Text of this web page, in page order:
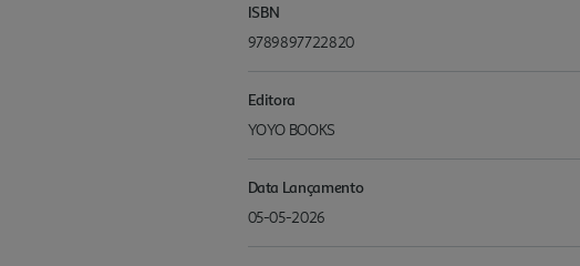
ISBN
9789897722820
Editora
YOYO BOOKS
Data Lançamento
05-05-2026